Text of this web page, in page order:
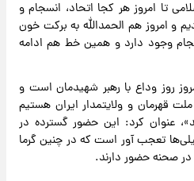
تا امروز هر کجا اتحاد، انسجام و
و امروز هم الحمدالله به برکت خون
وجود دارد و همین خط هم ادامه
روز وداع با رهبر شهیدمان است و
قهرمان و ولایتمدار ایران هستیم
عنوان کرد: این حضور گسترده در
تعجب آور است که در چنین گرما
صحنه حضور دارند.